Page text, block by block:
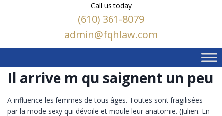
Call us today
(610) 361-8079
admin@fqhlaw.com
Il arrive m qu saignent un peu
A influence les femmes de tous âges. Toutes sont fragilisées
par la mode sexy qui dévoile et moule leur anatomie. (Julien. En